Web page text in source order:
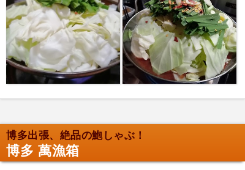
博多出張、絶品の鮑しゃぶ！
博多 萬漁箱